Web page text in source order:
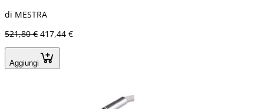
di MESTRA
521,80 € 417,44 €
Aggiungi